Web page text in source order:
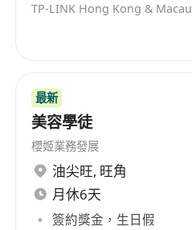
TP-LINK Hong Kong & Macau
最新
美容學徒
櫻姬業務發展
油尖旺, 旺角
月休6天
簽約獎金，生日假